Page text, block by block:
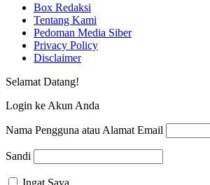
Box Redaksi
Tentang Kami
Pedoman Media Siber
Privacy Policy
Disclaimer
Selamat Datang!
Login ke Akun Anda
Nama Pengguna atau Alamat Email
Sandi
Ingat Saya